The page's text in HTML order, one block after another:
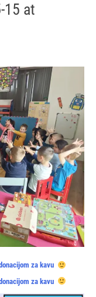
15 at
za kavu
za kavu